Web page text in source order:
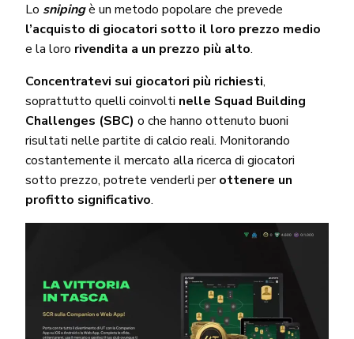
Lo snipingè un metodo popolare che prevede
l’acquisto di giocatori sotto il loro prezzo medio
e la loro rivendita a un prezzo più alto.
Concentratevi sui giocatori più richiesti,
soprattutto quelli coinvolti nelle Squad Building
Challenges (SBC) o che hanno ottenuto buoni
risultati nelle partite di calcio reali. Monitorando
costantemente il mercato alla ricerca di giocatori
sotto prezzo, potrete venderli perottenere un
profitto significativo.